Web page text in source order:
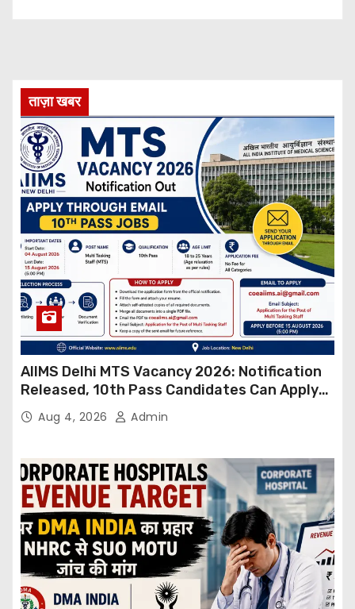
ताज़ा खबर
AIIMS Delhi MTS Vacancy 2026: Notification
Released, 10th Pass Candidates Can Apply
Through Email
Aug 4, 2026 Admin